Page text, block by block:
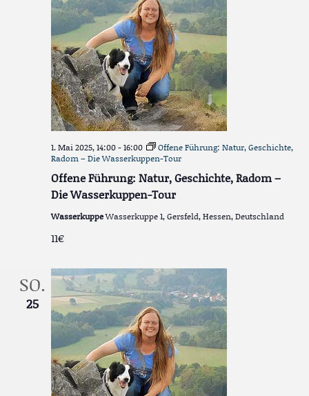
Offene Führung: Natur, Geschichte, Radom –
Die Wasserkuppen-Tour
1. Mai 2025, 14:00-16:00
Offene Führung: Natur, Geschichte,
Radom – Die Wasserkuppen-Tour
WasserkuppeWasserkuppe 1, Gersfeld, Hessen, Deutschland
11€
SO.
25